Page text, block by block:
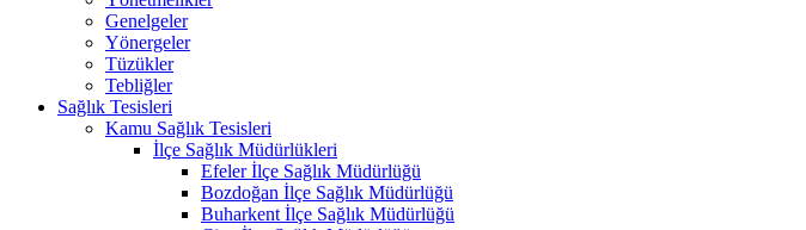
Genelgeler
Yönergeler
Tüzükler
Tebliğler
Sağlık Tesisleri
Kamu Sağlık Tesisleri
İlçe Sağlık Müdürlükleri
Efeler İlçe Sağlık Müdürlüğü
Bozdoğan İlçe Sağlık Müdürlüğü
Buharkent İlçe Sağlık Müdürlüğü